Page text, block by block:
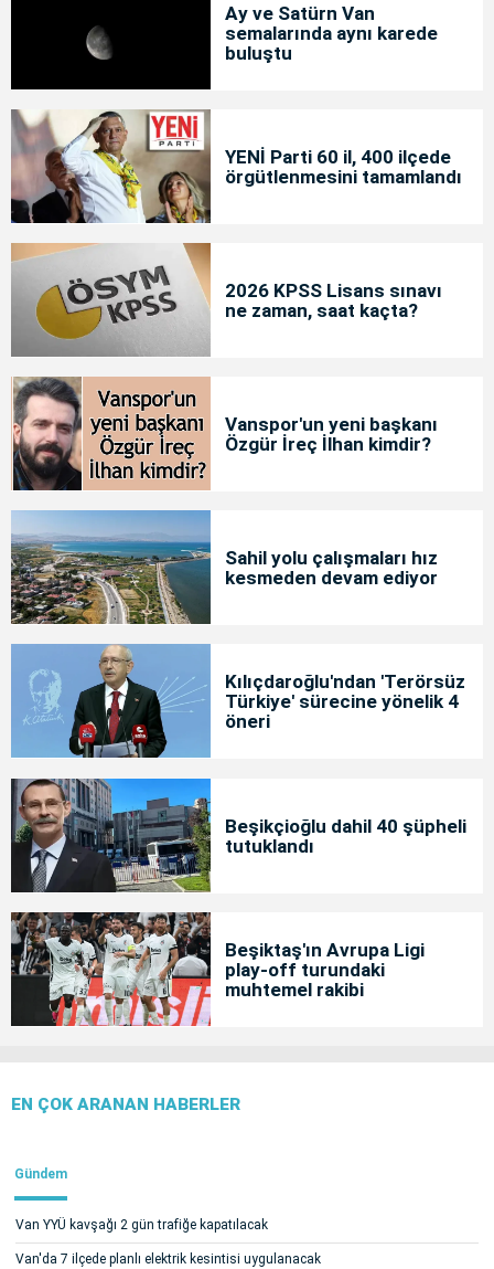
Ay ve Satürn Van
semalarında aynı karede
buluştu
YENİ Parti 60 il, 400 ilçede
örgütlenmesini tamamlandı
2026 KPSS Lisans sınavı
ne zaman, saat kaçta?
Vanspor'un yeni başkanı
Özgür İreç İlhan kimdir?
Sahil yolu çalışmaları hız
kesmeden devam ediyor
Kılıçdaroğlu'ndan 'Terörsüz
Türkiye' sürecine yönelik 4
öneri
Beşikçioğlu dahil 40 şüpheli
tutuklandı
Beşiktaş'ın Avrupa Ligi
play-off turundaki
muhtemel rakibi
EN ÇOK ARANAN HABERLER
Gündem
Van YYÜ kavşağı 2 gün trafiğe kapatılacak
Van'da 7 ilçede planlı elektrik kesintisi uygulanacak